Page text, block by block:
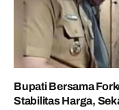
Bupati Bersama
Stabilitas Harga,